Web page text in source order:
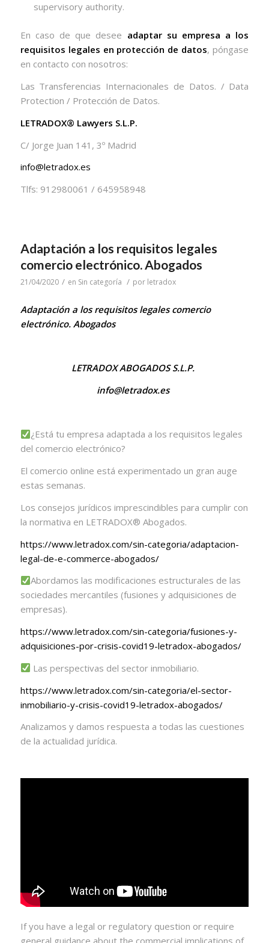
supervisory authority.
En caso de que desee adaptar su empresa a los
requisitos legales en protección de datos, póngase
en contacto con nosotros:
Las Transferencias Internacionales de Datos. / Data
Protection / Protección de Datos.
LETRADOX® Lawyers S.L.P.
C/ Jorge Juan 141, 3º Madrid
info@letradox.es
Tlfs: 912980061 / 645958948
Adaptación a los requisitos legales
comercio electrónico. Abogados
21/04/2020 / en Sin categoría / por letradox
Adaptación a los requisitos legales comercio
electrónico. Abogados
LETRADOX ABOGADOS S.L.P.
info@letradox.es
¿Está tu empresa adaptada a los requisitos legales
del comercio electrónico?
El comercio online está experimentado un gran auge
estas semanas.
Los consejos jurídicos imprescindibles para cumplir con
la normativa en LETRADOX®️ Abogados.
https://www.letradox.com/sin-categoria/adaptacion-
legal-de-e-commerce-abogados/
Abordamos las modificaciones estructurales de las
sociedades mercantiles (fusiones y adquisiciones de
empresas).
https://www.letradox.com/sin-categoria/fusiones-y-
adquisiciones-por-crisis-covid19-letradox-abogados/
Las perspectivas del sector inmobiliario.
https://www.letradox.com/sin-categoria/el-sector-
inmobiliario-y-crisis-covid19-letradox-abogados/
Analizamos y damos respuesta a todas las cuestiones
de la actualidad jurídica.
If you have a legal or regulatory question or require
general guidance about the commercial implications of